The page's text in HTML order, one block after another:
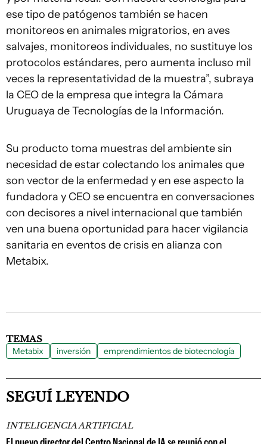
ese tipo de patógenos también se hacen
monitoreos en animales migratorios, en aves
salvajes, monitoreos individuales, no sustituye los
protocolos estándares, pero aumenta incluso mil
veces la representatividad de la muestra”, subraya
la CEO de la empresa que integra la Cámara
Uruguaya de Tecnologías de la Información.
Su producto toma muestras del ambiente sin
necesidad de estar colectando los animales que
son vector de la enfermedad y en ese aspecto la
fundadora y CEO se encuentra en conversaciones
con decisores a nivel internacional que también
ven una buena oportunidad para hacer vigilancia
sanitaria en eventos de crisis en alianza con
Metabix.
TEMAS
Metabix inversión emprendimientos de biotecnología
SEGUÍ LEYENDO
INTELIGENCIA ARTIFICIAL